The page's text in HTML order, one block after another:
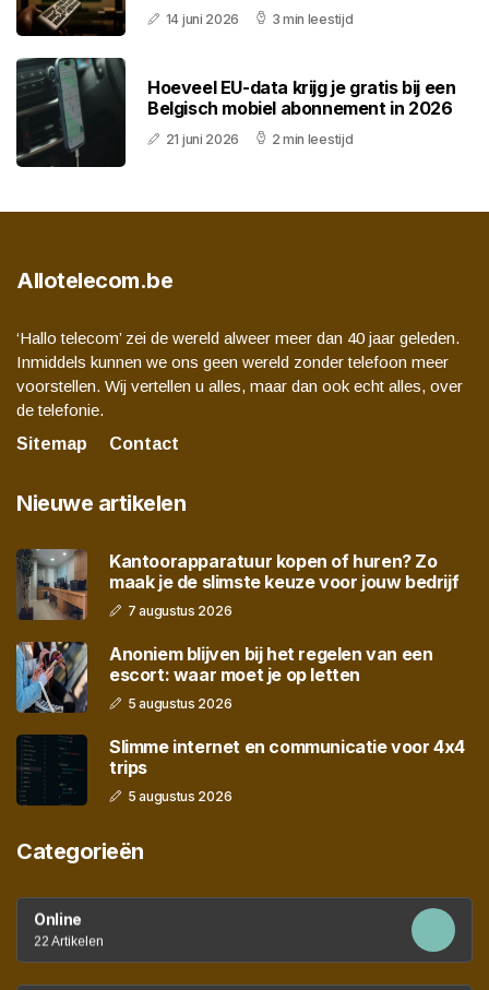
14 juni 2026 3 min leestijd
Hoeveel EU-data krijg je gratis bij een
Belgisch mobiel abonnement in 2026
21 juni 2026 2 min leestijd
Allotelecom.be
‘Hallo telecom’ zei de wereld alweer meer dan 40 jaar geleden.
Inmiddels kunnen we ons geen wereld zonder telefoon meer
voorstellen. Wij vertellen u alles, maar dan ook echt alles, over
de telefonie.
Sitemap
Contact
Nieuwe artikelen
Kantoorapparatuur kopen of huren? Zo
maak je de slimste keuze voor jouw bedrijf
7 augustus 2026
Anoniem blijven bij het regelen van een
escort: waar moet je op letten
5 augustus 2026
Slimme internet en communicatie voor 4x4
trips
5 augustus 2026
Categorieën
Online
22 Artikelen